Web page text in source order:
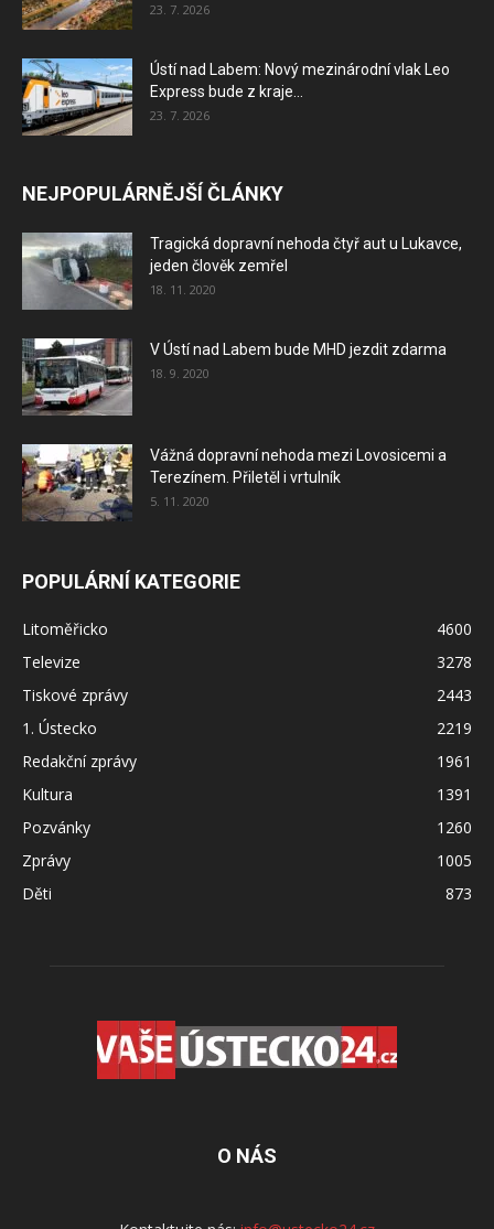
23. 7. 2026
Ústí nad Labem: Nový mezinárodní vlak Leo
Express bude z kraje...
23. 7. 2026
NEJPOPULÁRNĚJŠÍ ČLÁNKY
Tragická dopravní nehoda čtyř aut u Lukavce,
jeden člověk zemřel
18. 11. 2020
V Ústí nad Labem bude MHD jezdit zdarma
18. 9. 2020
Vážná dopravní nehoda mezi Lovosicemi a
Terezínem. Přiletěl i vrtulník
5. 11. 2020
POPULÁRNÍ KATEGORIE
Litoměřicko
4600
Televize
3278
Tiskové zprávy
2443
1. Ústecko
2219
Redakční zprávy
1961
Kultura
1391
Pozvánky
1260
Zprávy
1005
Děti
873
O NÁS